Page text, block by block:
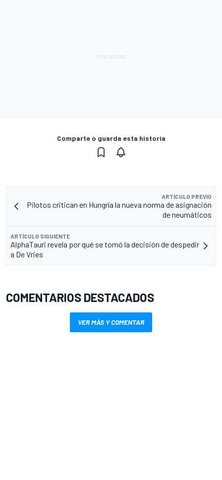
Comparte o guarda esta historia
ARTÍCULO PREVIO
Pilotos critican en Hungría la nueva norma de asignación
de neumáticos
ARTÍCULO SIGUIENTE
AlphaTauri revela por qué se tomó la decisión de despedir
a De Vries
COMENTARIOS DESTACADOS
VER MÁS Y COMENTAR